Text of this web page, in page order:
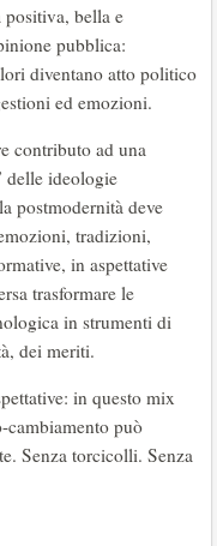
positiva, bella e
pubblica:
diventano atto politico
ed emozioni.
contributo ad una
delle ideologie
postmodernità deve
tradizioni,
in aspettative
trasformare le
in strumenti di
dei meriti.
in questo mix
cambiamento può
Senza torcicolli. Senza